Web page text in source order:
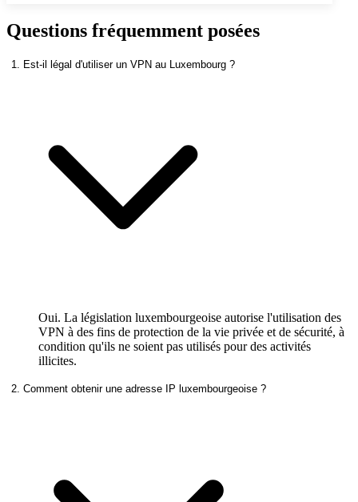
Questions fréquemment posées
1. Est-il légal d'utiliser un VPN au Luxembourg ?
Oui. La législation luxembourgeoise autorise l'utilisation des
VPN à des fins de protection de la vie privée et de sécurité, à
condition qu'ils ne soient pas utilisés pour des activités
illicites.
2. Comment obtenir une adresse IP luxembourgeoise ?